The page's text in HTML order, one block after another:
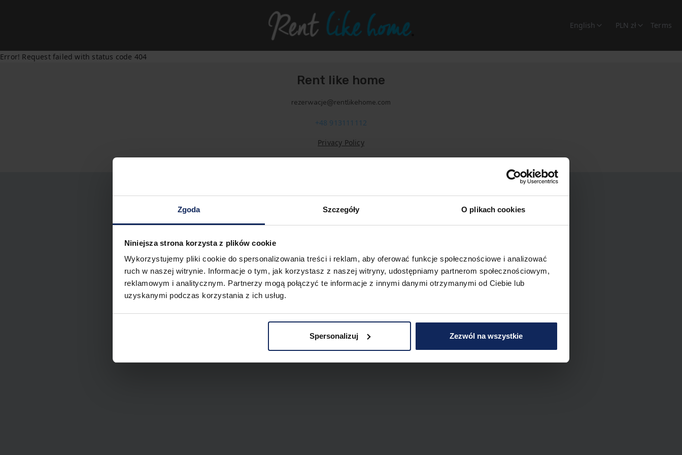
Zgoda Szczegóły O plikach cookies
Niniejsza strona korzysta z plików cookie
Wykorzystujemy pliki cookie do spersonalizowania treści i reklam, aby oferować funkcje społecznościowe i analizować
ruch w naszej witrynie. Informacje o tym, jak korzystasz z naszej witryny, udostępniamy partnerom społecznościowym,
reklamowym i analitycznym. Partnerzy mogą połączyć te informacje z innymi danymi otrzymanymi od Ciebie lub
uzyskanymi podczas korzystania z ich usług.
Spersonalizuj Zezwól na wszystkie
English PLN zł Terms
Error! Request failed with status code 404
Rent like home
rezerwacje@rentlikehome.com
+48 913111112
Privacy Policy